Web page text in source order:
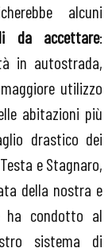
alcuni
da accettare:
in autostrada,
utilizzo
abitazioni più
drastico dei
e Stagnaro,
della nostra e
ha condotto al
sistema di